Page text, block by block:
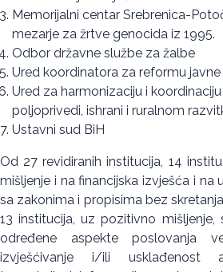
Memorijalni centar Srebrenica-
mezarje za žrtve genocida iz 1995.
Odbor državne službe za žalbe
Ured koordinatora za reformu
Ured za harmonizaciju i
poljoprivedi, ishrani i ruralnom
Ustavni sud BiH
Od 27 revidiranih institucija, 14
mišljenje i na financijska izvješća i na
sa zakonima i propisima bez
13 institucija, uz pozitivno mišljenje,
određene aspekte poslovanja
izvješćivanje i/ili usklađenost